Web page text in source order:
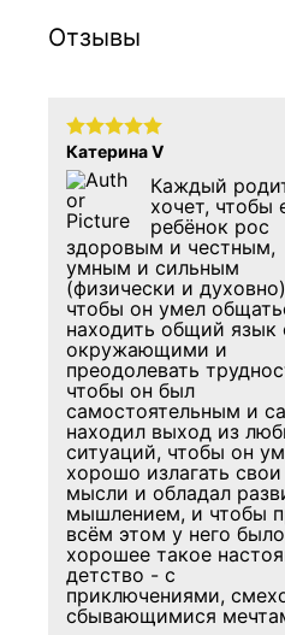
Отзывы
Катерина V
Каждый
хочет, чтобы
ребёнок рос
здоровым и честным,
умным и сильным
(физически и
чтобы он умел
находить общий язык
окружающими и
преодолевать
чтобы он был
самостоятельным и
находил выход из
ситуаций, чтобы он
хорошо излагать свои
мысли и обладал
мышлением, и чтобы
всём этом у него было
хорошее такое
детство - с
приключениями,
сбывающимися